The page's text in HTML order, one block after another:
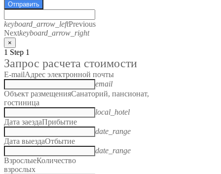
Отправить
keyboard_arrow_leftPrevious
Nextkeyboard_arrow_right
×
1 Step 1
Запрос расчета стоимости
E-mailАдрес электронной почты
email
Объект размещенияСанаторий, пансионат,
гостиница
local_hotel
Дата заездаПрибытие
date_range
Дата выездаОтбытие
date_range
ВзрослыеКоличество
взрослых